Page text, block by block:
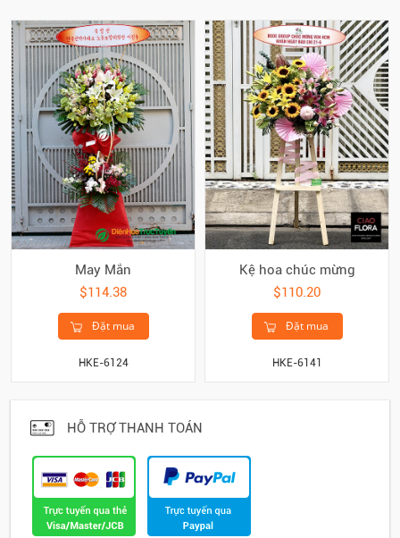
May Mắn
$114.38
Đặt mua
HKE-6124
Kệ hoa chúc mừng
$110.20
Đặt mua
HKE-6141
HỖ TRỢ THANH TOÁN